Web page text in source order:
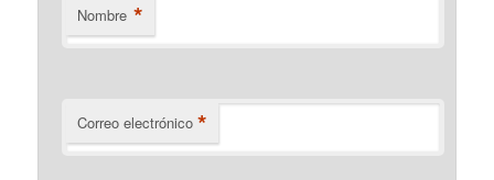
Nombre *
Correo electrónico *